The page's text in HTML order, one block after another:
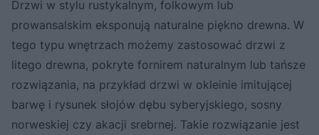
Drzwi w stylu rustykalnym, folkowym lub
prowansalskim eksponują naturalne piękno drewna. W
tego typu wnętrzach możemy zastosować drzwi z
litego drewna, pokryte fornirem naturalnym lub tańsze
rozwiązania, na przykład drzwi w okleinie imitującej
barwę i rysunek słojów dębu syberyjskiego, sosny
norweskiej czy akacji srebrnej. Takie rozwiązanie jest